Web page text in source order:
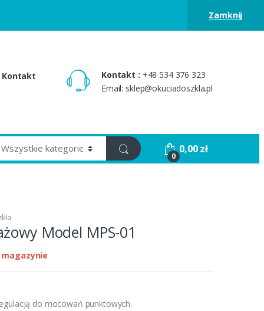
Kontakt Kontakt : +48 534 376 323
Email: sklep@okuciadoszkla.pl
0
0,00zł
Model MPS-01
do mocowań punktowych.
Zamknij